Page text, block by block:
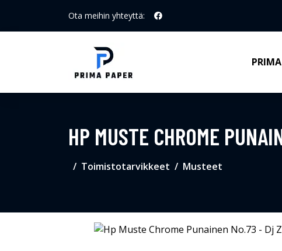
Ota meihin yhteyttä:
HP MUSTE CHROME
Toimistotarvikkeet Musteet